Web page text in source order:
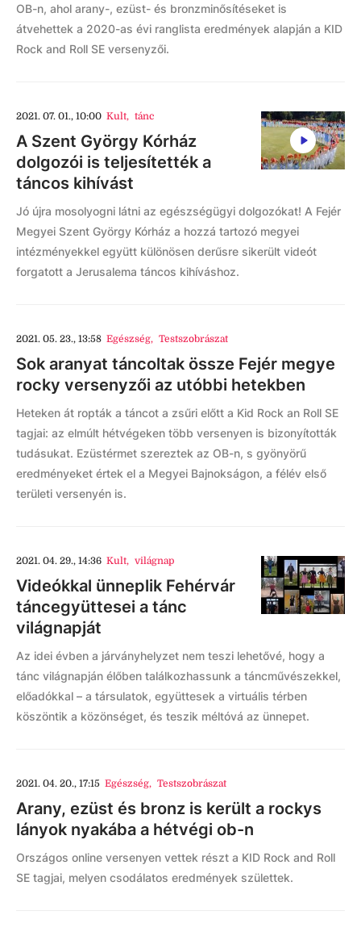
OB-n, ahol arany-, ezüst- és bronzminősítéseket is
átvehettek a 2020-as évi ranglista eredmények alapján a KID
Rock and Roll SE versenyzői.
2021. 07. 01., 10:00 Kult, tánc
A Szent György Kórház
dolgozói is teljesítették a
táncos kihívást
Jó újra mosolyogni látni az egészségügyi dolgozókat! A Fejér
Megyei Szent György Kórház a hozzá tartozó megyei
intézményekkel együtt különösen derűsre sikerült videót
forgatott a Jerusalema táncos kihíváshoz.
2021. 05. 23., 13:58 Egészség, Testszobrászat
Sok aranyat táncoltak össze Fejér megye
rocky versenyzői az utóbbi hetekben
Heteken át ropták a táncot a zsűri előtt a Kid Rock an Roll SE
tagjai: az elmúlt hétvégeken több versenyen is bizonyították
tudásukat. Ezüstérmet szereztek az OB-n, s gyönyörű
eredményeket értek el a Megyei Bajnokságon, a félév első
területi versenyén is.
2021. 04. 29., 14:36 Kult, világnap
Videókkal ünneplik Fehérvár
táncegyüttesei a tánc
világnapját
Az idei évben a járványhelyzet nem teszi lehetővé, hogy a
tánc világnapján élőben találkozhassunk a táncművészekkel,
előadókkal – a társulatok, együttesek a virtuális térben
köszöntik a közönséget, és teszik méltóvá az ünnepet.
2021. 04. 20., 17:15 Egészség, Testszobrászat
Arany, ezüst és bronz is került a rockys
lányok nyakába a hétvégi ob-n
Országos online versenyen vettek részt a KID Rock and Roll
SE tagjai, melyen csodálatos eredmények születtek.